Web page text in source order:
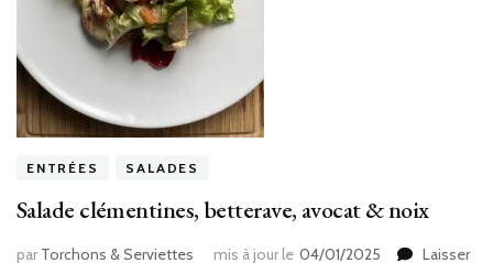
ENTRÉES SALADES
Salade clémentines, betterave, avocat & noix
par Torchons & Serviettes mis à jour le 04/01/2025 Laisser